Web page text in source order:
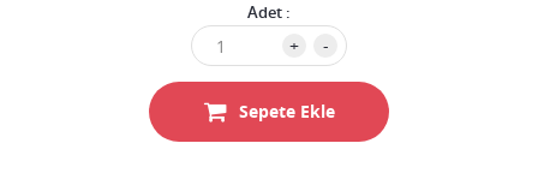
Adet :
+ -
Sepete Ekle